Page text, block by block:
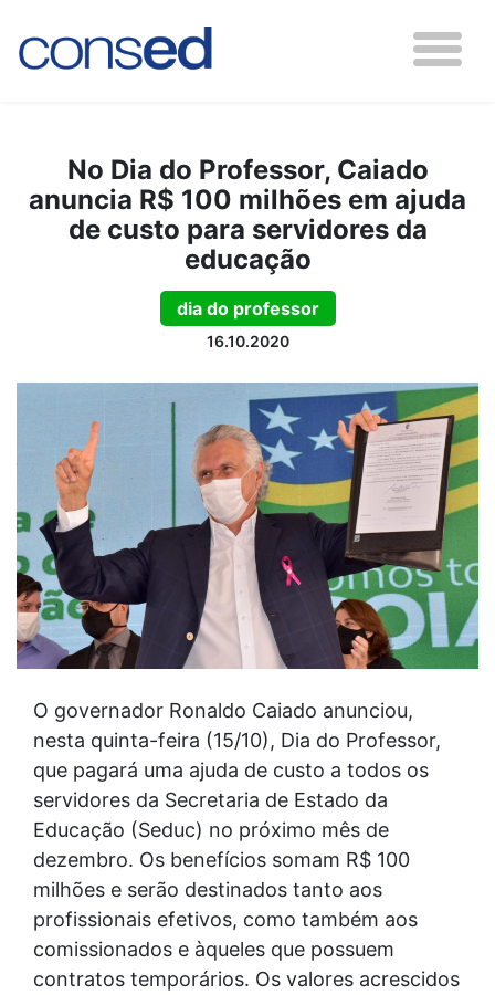
No Dia do Professor, Caiado
anuncia R$ 100 milhões em ajuda
de custo para servidores da
educação
dia do professor
16.10.2020
O governador Ronaldo Caiado anunciou,
nesta quinta-feira (15/10), Dia do Professor,
que pagará uma ajuda de custo a todos os
servidores da Secretaria de Estado da
Educação (Seduc) no próximo mês de
dezembro. Os benefícios somam R$ 100
milhões e serão destinados tanto aos
profissionais efetivos, como também aos
comissionados e àqueles que possuem
contratos temporários. Os valores acrescidos